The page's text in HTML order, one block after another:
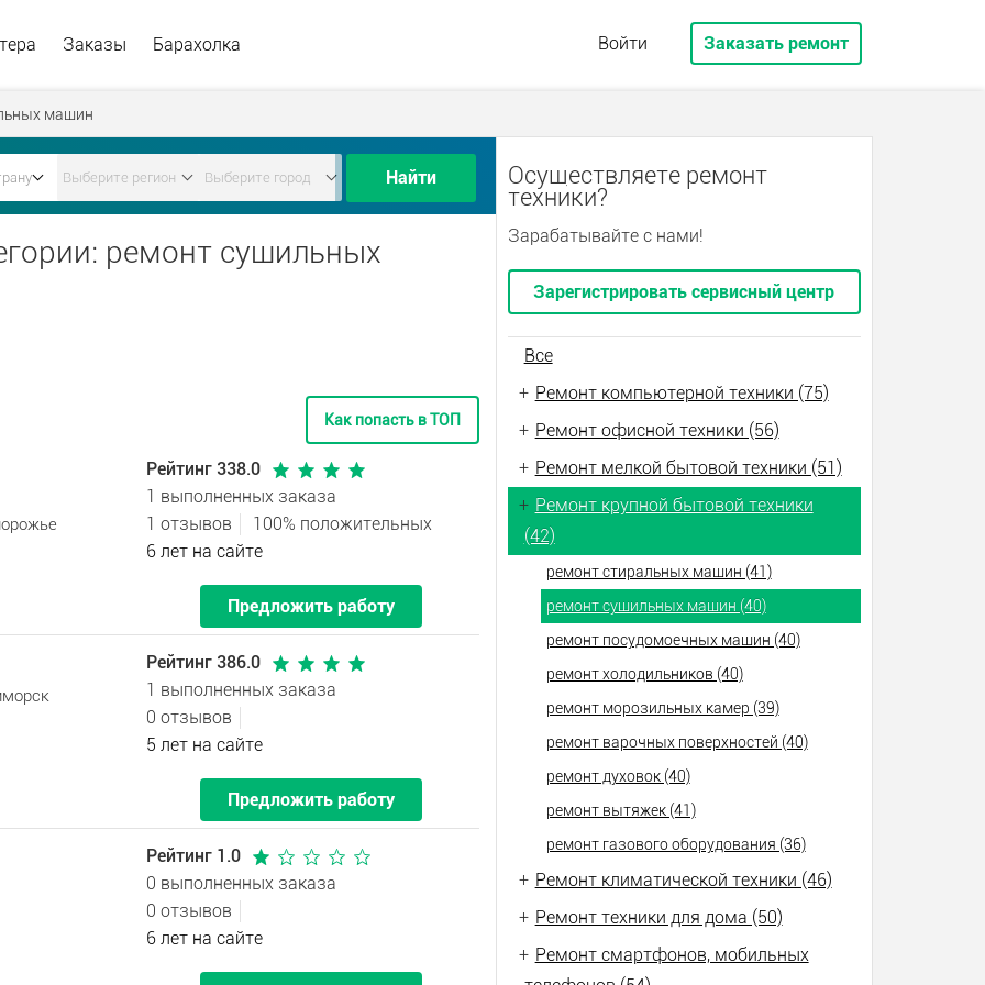
Заказы Барахолка Войти Заказать ремонт
машин
Найти
ремонт сушильных
Как попасть в ТОП
Рейтинг 338.0
1 выполненных заказа
1 отзывов
100% положительных
6 лет на сайте
Предложить работу
Рейтинг 386.0
1 выполненных заказа
0 отзывов
5 лет на сайте
Предложить работу
Рейтинг 1.0
0 выполненных заказа
0 отзывов
6 лет на сайте
Осуществляете ремонт
техники?
Зарабатывайте с нами!
Зарегистрировать сервисный центр
Все
+ Ремонт компьютерной техники (75)
+ Ремонт офисной техники (56)
+ Ремонт мелкой бытовой техники (51)
+ Ремонт крупной бытовой техники
(42)
ремонт стиральных машин (41)
ремонт сушильных машин (40)
ремонт посудомоечных машин (40)
ремонт холодильников (40)
ремонт морозильных камер (39)
ремонт варочных поверхностей (40)
ремонт духовок (40)
ремонт вытяжек (41)
ремонт газового оборудования (36)
+ Ремонт климатической техники (46)
+ Ремонт техники для дома (50)
+ Ремонт смартфонов, мобильных